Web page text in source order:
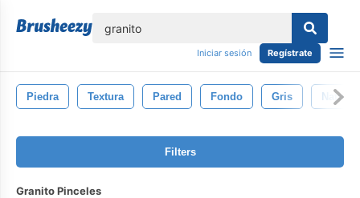
Iniciar sesión Regístrate
Piedra Textura Pared Fondo Gris
Filters
Granito Pinceles